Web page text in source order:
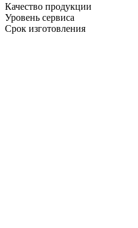
Качество продукции
Уровень сервиса
Срок изготовления